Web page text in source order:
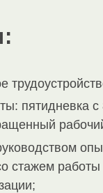
пятидневка
стажем